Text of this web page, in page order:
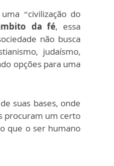
“civilização do
da fé, essa
não busca
judaísmo,
opções para uma
suas bases, onde
procuram um certo
que o ser humano